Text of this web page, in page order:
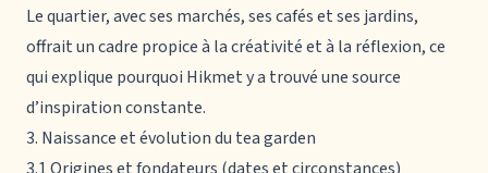
Le quartier, avec ses marchés, ses cafés et ses jardins,
offrait un cadre propice à la créativité et à la réflexion, ce
qui explique pourquoi Hikmet y a trouvé une source
d’inspiration constante.
3. Naissance et évolution du tea garden
3.1 Origines et fondateurs (dates et circonstances)